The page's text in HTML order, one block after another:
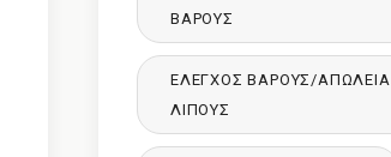
ΒΆΡΟΥΣ
ΈΛΕΓΧΟΣ ΒΆΡΟΥΣ/ΑΠΏΛΕΙΑ
ΛΊΠΟΥΣ